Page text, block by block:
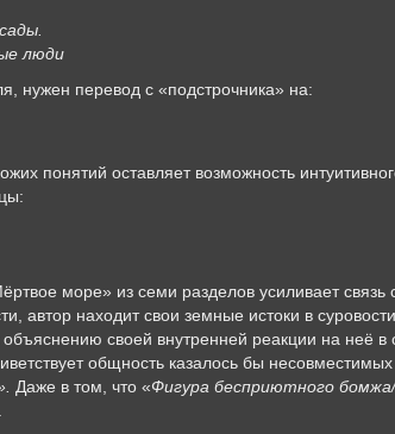
люди
нужен перевод с «подстрочника» на:
понятий оставляет возможность
море» из семи разделов усиливает
автор находит свои земные истоки в
объяснению своей внутренней реакции на неё в
общность казалось бы
Даже в том, что «Фигура бесприютного